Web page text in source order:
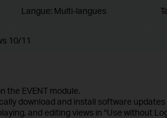
Langue: Multi-langues
10/11
the EVENT module.
download and install software
and editing views in "Use without